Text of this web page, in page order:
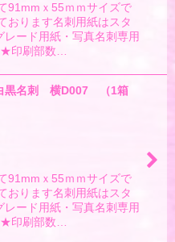
91mmｘ55ｍｍサイズで
おります名刺用紙はスタ
レード用紙・写真名刺専用
★印刷部数…
名刺 横D007 （1箱
91mmｘ55ｍｍサイズで
おります名刺用紙はスタ
レード用紙・写真名刺専用
★印刷部数…